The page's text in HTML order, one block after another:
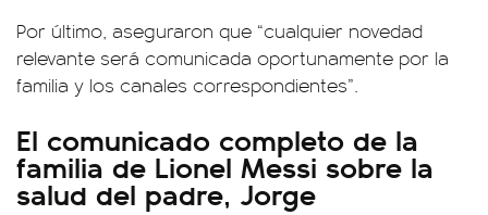
Por último, aseguraron que “cualquier novedad
relevante será comunicada oportunamente por la
familia y los canales correspondientes”.
El comunicado completo de la
familia de Lionel Messi sobre la
salud del padre, Jorge